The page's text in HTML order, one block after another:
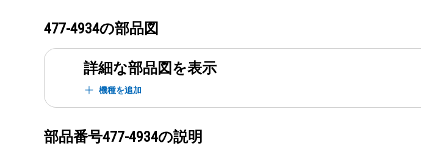
477-4934の部品図
詳細な部品図を表示
機種を追加
部品番号477-4934の説明